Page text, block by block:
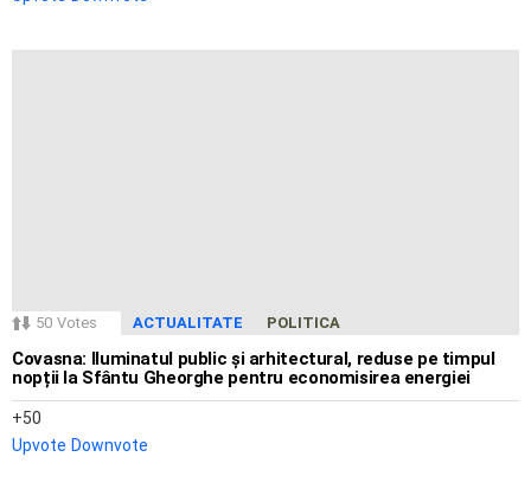
50 Votes ACTUALITATE POLITICA
Covasna: Iluminatul public și arhitectural, reduse pe timpul
nopții la Sfântu Gheorghe pentru economisirea energiei
50
Upvote Downvote